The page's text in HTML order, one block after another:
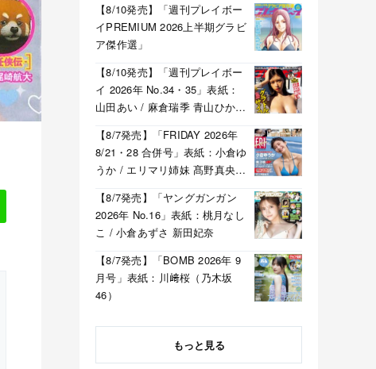
【8/10発売】「週刊プレイボー
イPREMIUM 2026上半期グラビ
ア傑作選」
【8/10発売】「週刊プレイボー
イ 2026年 No.34・35」表紙：
山田あい / 麻倉瑞季 青山ひかる
【8/7発売】「FRIDAY 2026年
8/21・28 合併号」表紙：小倉ゆ
うか / エリマリ姉妹 髙野真央
【8/7発売】「ヤングガンガン
2026年 No.16」表紙：桃月なし
こ / 小倉あずさ 新田妃奈
【8/7発売】「BOMB 2026年 9
月号」表紙：川﨑桜（乃木坂
46）
もっと見る